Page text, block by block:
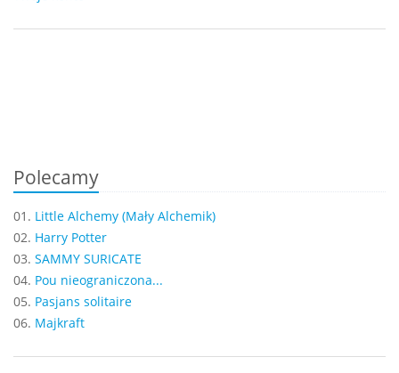
Polecamy
01. Little Alchemy (Mały Alchemik)
02. Harry Potter
03. SAMMY SURICATE
04. Pou nieograniczona...
05. Pasjans solitaire
06. Majkraft